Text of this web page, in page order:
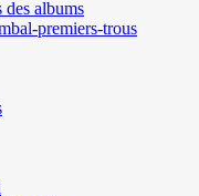
des albums
premiers-trous